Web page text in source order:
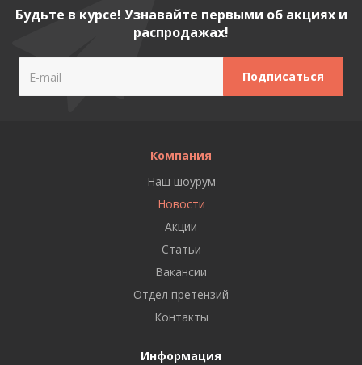
Будьте в курсе! Узнавайте первыми об акциях и
распродажах!
Компания
Наш шоурум
Новости
Акции
Статьи
Вакансии
Отдел претензий
Контакты
Информация